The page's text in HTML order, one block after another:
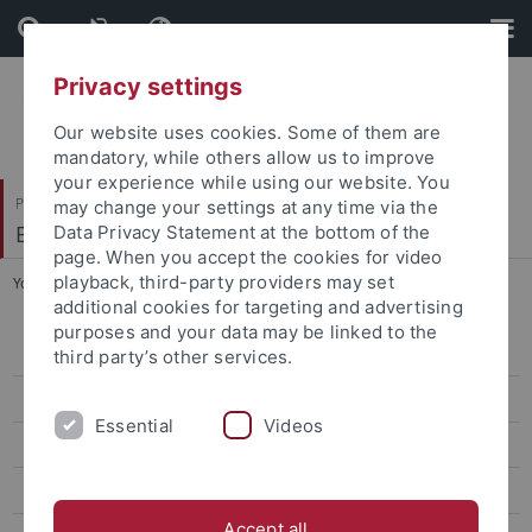
Skip
to
content
Skip
to
footer
Philosophische Fakultät
Ethnologie
You are here: Startseite ... Prof. Dr. Carola Lorea
Prof. Dr. Carola Lorea
Publications
Privacy settings
Our website uses cookies. Some of them are
mandatory, while others allow us to improve
your experience while using our website. You
may change your settings at any time via the
Data Privacy Statement at the bottom of the
page. When you accept the cookies for video
playback, third-party providers may set
additional cookies for targeting and advertising
purposes and your data may be linked to the
third party’s other services.
Essential Videos